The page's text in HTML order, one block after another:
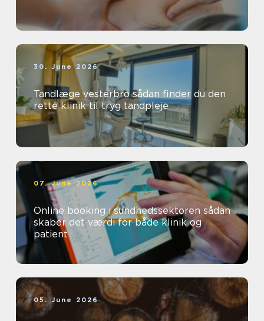
30. June 2026
Tandlæge vesterbro sådan finder du den
rette klinik til tryg tandpleje
07. June 2026
Online booking i sundhedssektoren sådan
skaber det værdi for både klinik og
patient
05. June 2026